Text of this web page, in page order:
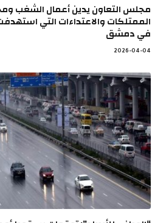
مجلس التعاون يدين أعمال الشغب
الممتلكات والاعتداءات التي
في دمشق
2026-04-04